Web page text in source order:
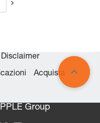
Disclaimer
Acquista
Group